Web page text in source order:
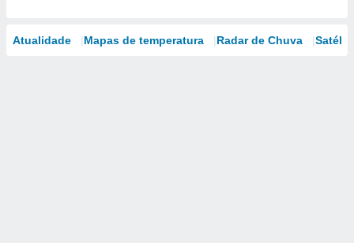
Atualidade Mapas de temperatura Radar de Chuva